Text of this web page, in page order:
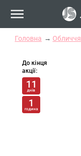
Головна Обличчя
До кінця
акції:
11
днів
1
година